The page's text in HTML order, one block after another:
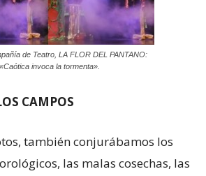
de Teatro, LA FLOR DEL PANTANO:
«Caótica invoca la tormenta».
CAMPOS
también conjurábamos los
las malas cosechas, las